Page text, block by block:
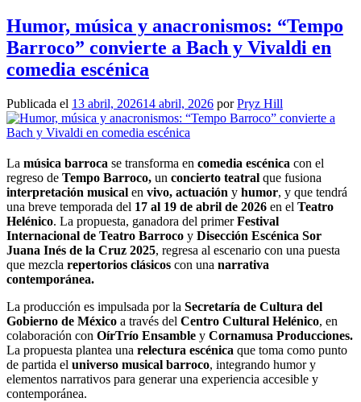
Humor, música y anacronismos: “Tempo
Barroco” convierte a Bach y Vivaldi en
comedia escénica
Publicada el 13 abril, 202614 abril, 2026 porPryz Hill
La música barroca se transforma en comedia escénica con el
regreso de Tempo Barroco, un concierto teatral que fusiona
interpretación musical en vivo, actuación y humor, y que tendrá
una breve temporada del 17 al 19 de abril de 2026 en el Teatro
Helénico. La propuesta, ganadora del primerFestival
Internacional de Teatro Barroco y Disección Escénica Sor
Juana Inés de la Cruz 2025, regresa al escenario con una puesta
que mezcla repertorios clásicos con una narrativa
contemporánea.
La producción es impulsada por la Secretaría de Cultura del
Gobierno de México a través del Centro Cultural Helénico, en
colaboración con OírTrío Ensamble y Cornamusa Producciones.
La propuesta plantea una relectura escénica que toma como punto
de partida el universo musical barroco, integrando humor y
elementos narrativos para generar una experiencia accesible y
contemporánea.